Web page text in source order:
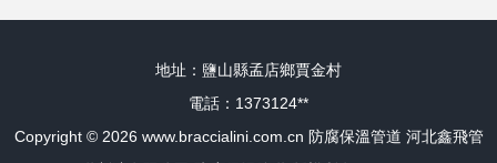
地址：鹽山縣孟店鄉賈金村
電話：1373124**
Copyright © 2026 www.braccialini.com.cn 防腐保溫管道 河北鑫飛管